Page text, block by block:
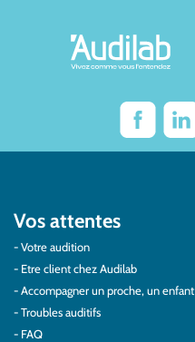
Vos attentes
Votre audition
Etre client chez Audilab
Accompagner un proche, un enfant
Troubles auditifs
FAQ